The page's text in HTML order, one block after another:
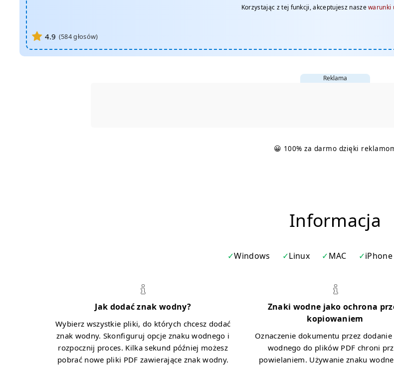
Korzystając z tej funkcji, akceptujesz naszewarunki
4.9 (584głosów)
Reklama
😀 100% za darmo dzięki
Informacja
Windows Linux MAC iPhone
Jak dodać znak wodny?
Wybierz wszystkie pliki, do których chcesz dodać
znak wodny. Skonfiguruj opcje znaku wodnego i
rozpocznij proces. Kilka sekund później możesz
pobrać nowe pliki PDF zawierające znak wodny.
Znaki wodne jako ochrona
kopiowaniem
Oznaczenie dokumentu przez dodanie
wodnego do plików PDF chroni
powielaniem. Używanie znaku